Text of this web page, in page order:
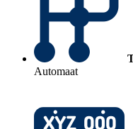
Automaat